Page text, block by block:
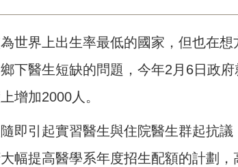
世界上出生率最低的國家，但也在
下醫生短缺的問題，今年2月6日政
增加2000人。
即引起實習醫生與住院醫生群起抗
幅提高醫學系年度招生配額的計劃